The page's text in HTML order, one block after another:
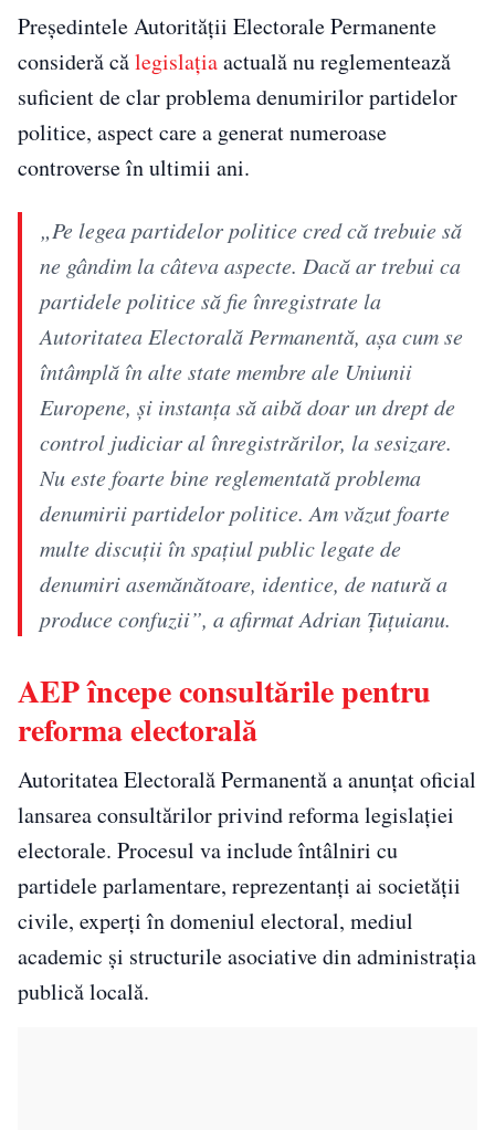
Președintele Autorității Electorale Permanente
consideră călegislațiaactuală nu reglementează
suficient de clar problema denumirilor partidelor
politice, aspect care a generat numeroase
controverse în ultimii ani.
„Pe legea partidelor politice cred că trebuie să
ne gândim la câteva aspecte. Dacă ar trebui ca
partidele politice să fie înregistrate la
Autoritatea Electorală Permanentă, aşa cum se
întâmplă în alte state membre ale Uniunii
Europene, şi instanţa să aibă doar un drept de
control judiciar al înregistrărilor, la sesizare.
Nu este foarte bine reglementată problema
denumirii partidelor politice. Am văzut foarte
multe discuţii în spaţiul public legate de
denumiri asemănătoare, identice, de natură a
produce confuzii”, a afirmat Adrian Țuțuianu.
AEP începe consultările pentru
reforma electorală
Autoritatea Electorală Permanentă a anunțat oficial
lansarea consultărilor privind reforma legislației
electorale. Procesul va include întâlniri cu
partidele parlamentare, reprezentanți ai societății
civile, experți în domeniul electoral, mediul
academic și structurile asociative din administrația
publică locală.